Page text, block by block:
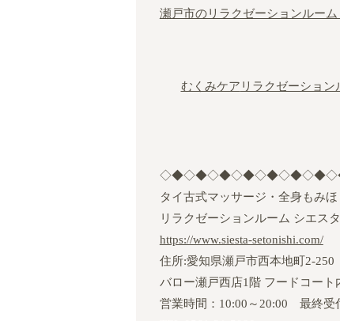
瀬戸市のリラクゼーションルーム
むくみケア リラクゼーション
タイ古式マッサージ・全身もみ
リラクゼーションルーム シエス
https://www.siesta-setonishi.com/
住所:愛知県瀬戸市西本地町2‐250
バロー瀬戸西店1階 フードコート
営業時間：10:00～20:00 最終受